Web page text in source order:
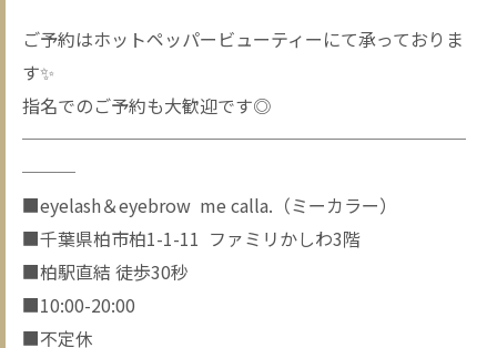
ご予約はホットペッパービューティーにて承っておりま
す✨
指名でのご予約も大歓迎です◎
─────────────────────────
───
■eyelash＆eyebrow me calla.（ミーカラー）
■千葉県柏市柏1-1-11 ファミリかしわ3階
■柏駅直結 徒歩30秒
■10:00-20:00
■不定休